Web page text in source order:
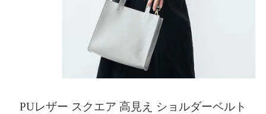
PUレザー スクエア 高見え ショルダーベルト